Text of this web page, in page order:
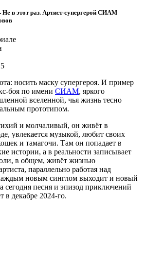
в этот раз. Артист-супергерой СИАМ
носить маску супергероя. И пример
боя по имени СИАМ, яркого
вселенной, чья жизнь тесно
прототипом.
и молчаливый, он живёт в
увлекается музыкой, любит своих
и тамагочи. Там он попадает в
истории, а в реальности записывает
в общем, живёт жизнью
параллельно работая над
новым синглом выходит и новый
сегодня песня и эпизод приключений
декабре 2024-го.